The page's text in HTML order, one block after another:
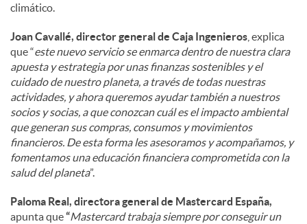
climático.
Joan Cavallé, director general de Caja Ingenieros , explica
que “este nuevo servicio se enmarca dentro de nuestra clara
apuesta y estrategia por unas finanzas sostenibles y el
cuidado de nuestro planeta, a través de todas nuestras
actividades, y ahora queremos ayudar también a nuestros
socios y socias, a que conozcan cuál es el impacto ambiental
que generan sus compras, consumos y movimientos
financieros. De esta forma les asesoramos y acompañamos, y
fomentamos una educación financiera comprometida con la
salud del planeta”.
Paloma Real, directora general de Mastercard España,
apunta que“Mastercard trabaja siempre por conseguir un